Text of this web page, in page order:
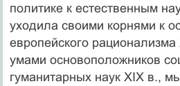
политике к естественным
уходила своими корнями к
европейского
умами основоположников
гуманитарных наук XIX в.,